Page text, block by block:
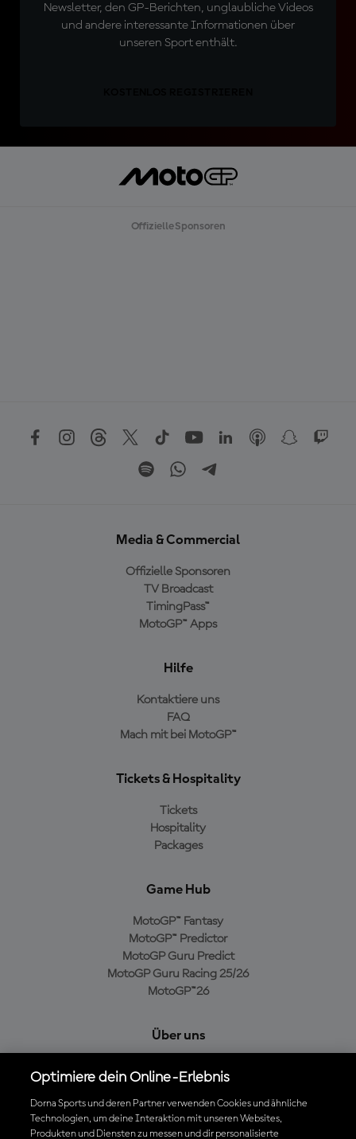
Newsletter, den GP-Berichten, unglaubliche Videos
und andere interessante Informationen über
unseren Sport enthält.
Offizielle Sponsoren
Media & Commercial
Offizielle Sponsoren
TV Broadcast
TimingPass™
MotoGP™ Apps
Hilfe
Kontaktiere uns
FAQ
Mach mit bei MotoGP™
Tickets & Hospitality
Tickets
Hospitality
Packages
Game Hub
MotoGP™ Fantasy
MotoGP™ Predictor
MotoGP Guru Predict
MotoGP Guru Racing 25/26
MotoGP™26
Über uns
Cookie-Richtlinien
Geschäftsbedingungen
Datenschutzrichtlinien
Optimiere dein Online-Erlebnis
Dorna Sports und deren Partner verwenden Cookies und ähnliche
Technologien, um deine Interaktion mit unseren Websites,
Produkten und Diensten zu messen und dir personalisierte